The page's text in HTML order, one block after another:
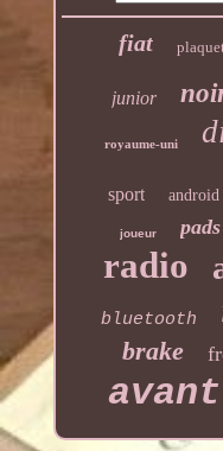
fiat
junior
royaume-uni
sport android
joueur pads
radio
bluetooth
brake
avant